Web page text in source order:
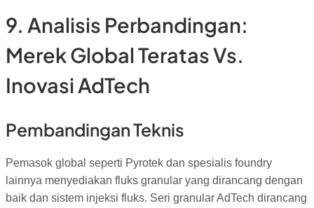
9. Analisis Perbandingan:
Merek Global Teratas Vs.
Inovasi AdTech
Pembandingan Teknis
Pemasok global seperti Pyrotek dan spesialis foundry
lainnya menyediakan fluks granular yang dirancang dengan
baik dan sistem injeksi fluks. Seri granular AdTech dirancang